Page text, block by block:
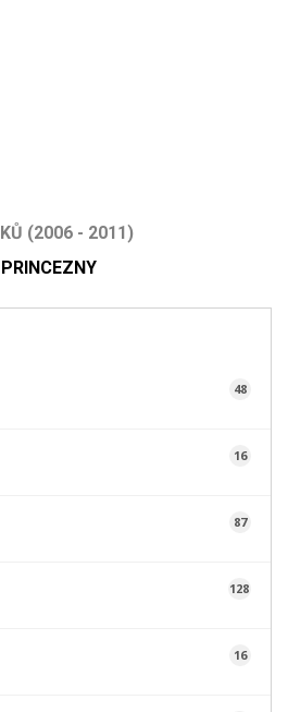
(2006 - 2011)
48
16
87
128
16